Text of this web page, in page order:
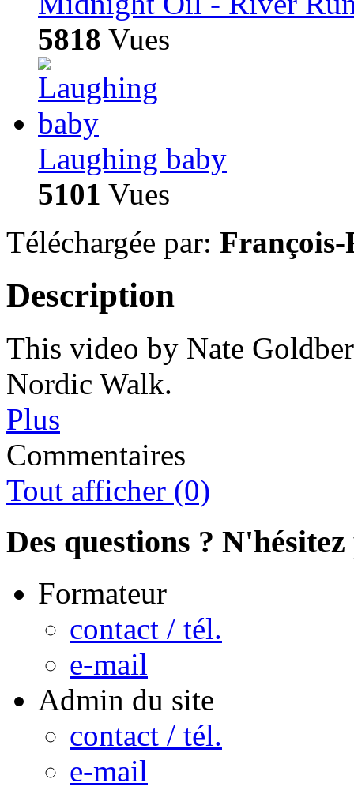
5818 Vues
Laughing baby
5101 Vues
Téléchargée par: François-
Description
This video by Nate
Nordic Walk.
Plus
Commentaires
Tout afficher (0)
Des questions ?
Formateur
contact / tél.
e-mail
Admin du site
contact / tél.
e-mail